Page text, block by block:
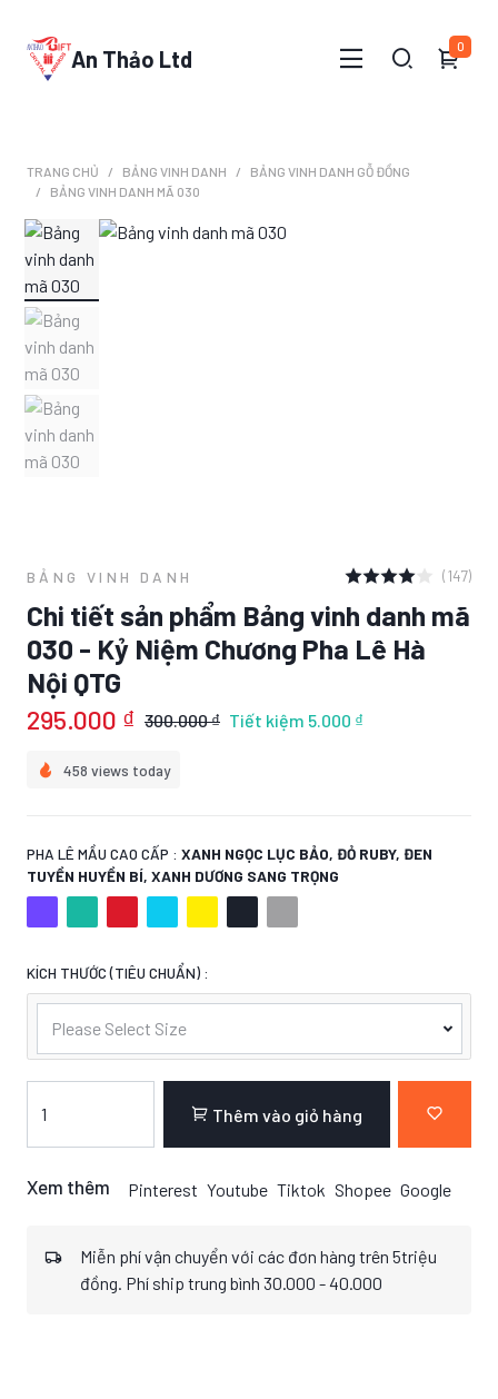
An Thảo Ltd 0
TRANG CHỦ BẢNG VINH DANH
BẢNG VINH DANH GỖ ĐỒNG
BẢNG VINH DANH MÃ 030
BẢNG VINH DANH (147)
Chi tiết sản phẩm Bảng vinh danh mã
030 - Kỷ Niệm Chương Pha Lê Hà
Nội QTG
295.000 ₫ 300.000 ₫ Tiết kiệm 5.000 ₫
458 views today
PHA LÊ MẦU CAO CẤP : XANH NGỌC LỤC BẢO, ĐỎ RUBY, ĐEN
TUYỀN HUYỀN BÍ, XANH DƯƠNG SANG TRỌNG
KÍCH THƯỚC (TIÊU CHUẨN) :
Please Select Size
Thêm vào giỏ hàng
Xem thêm Pinterest Youtube Tiktok Shopee Google
Miễn phí vận chuyển với các đơn hàng trên 5triệu
đồng. Phí ship trung bình 30.000 - 40.000